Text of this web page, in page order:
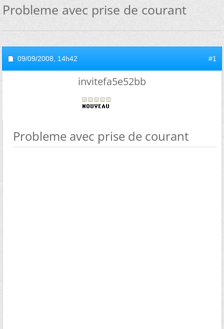
Probleme avec prise de courant
09/09/2008, 14h42 #1
invitefa5e52bb
Probleme avec prise de courant